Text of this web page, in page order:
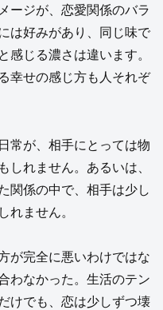
ージが、恋愛関係のバラ
は好みがあり、同じ味で
感じる濃さは違います。
幸せの感じ方も人それぞ
常が、相手にとっては物
しれません。あるいは、
関係の中で、相手は少し
れません。
が完全に悪いわけではな
わなかった。生活のテン
けでも、恋は少しずつ壊